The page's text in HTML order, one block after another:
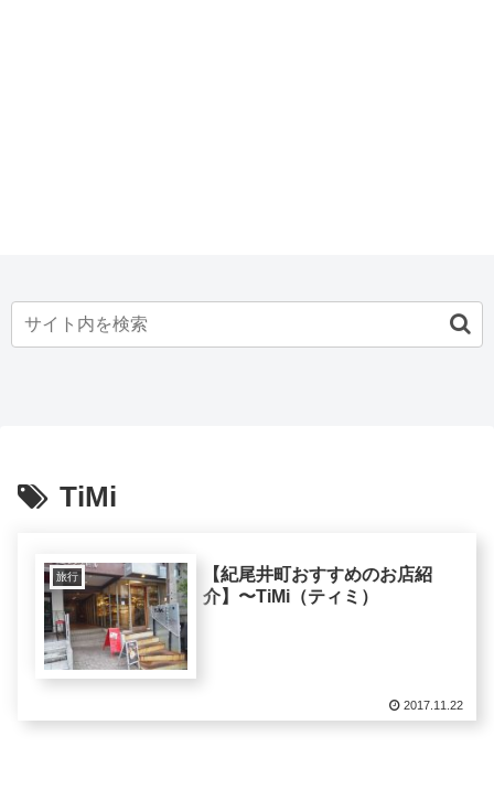
TiMi
旅行
【紀尾井町おすすめのお店紹
介】〜TiMi（ティミ）
2017.11.22